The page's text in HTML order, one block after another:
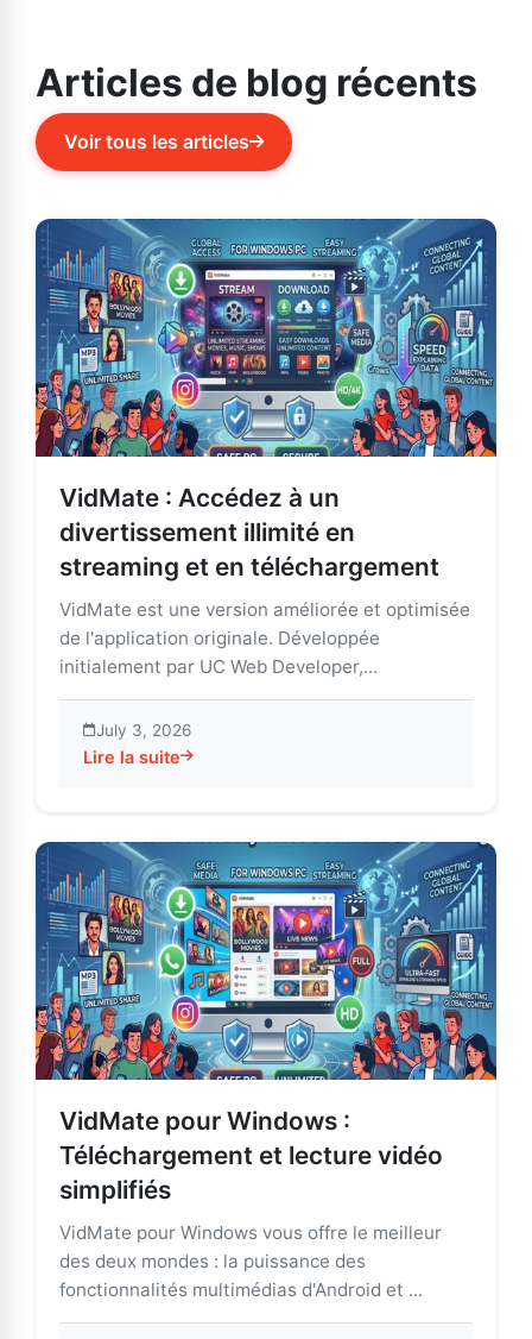
Articles de blog récents
Voir tous les articles
VidMate : Accédez à un
divertissement illimité en
streaming et en téléchargement
VidMate est une version améliorée et optimisée
de l'application originale. Développée
initialement par UC Web Developer,...
July 3, 2026
Lire la suite
about VidMate : Accédez à un divertissement
VidMate pour Windows :
Téléchargement et lecture vidéo
simplifiés
VidMate pour Windows vous offre le meilleur
des deux mondes : la puissance des
fonctionnalités multimédias d'Android et ...